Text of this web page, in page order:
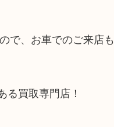
、お車でのご来店
買取専門店！